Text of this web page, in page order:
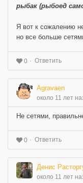
рыбак (рыбоед
Я вот к сожалению
но все больше
0 Ответить
Agravaen
около 11 лет
Не сетями,
0 Ответить
Денис
около 11 лет